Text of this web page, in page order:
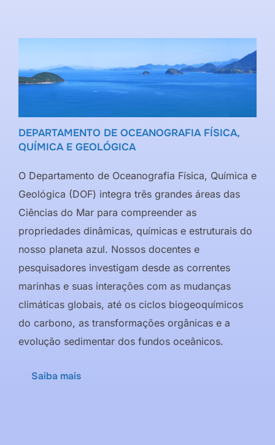
DEPARTAMENTO DE OCEANOGRAFIA FÍSICA,
QUÍMICA E GEOLÓGICA
O Departamento de Oceanografia Física, Química e
Geológica (DOF) integra três grandes áreas das
Ciências do Mar para compreender as
propriedades dinâmicas, químicas e estruturais do
nosso planeta azul. Nossos docentes e
pesquisadores investigam desde as correntes
marinhas e suas interações com as mudanças
climáticas globais, até os ciclos biogeoquímicos
do carbono, as transformações orgânicas e a
evolução sedimentar dos fundos oceânicos.
Saiba mais